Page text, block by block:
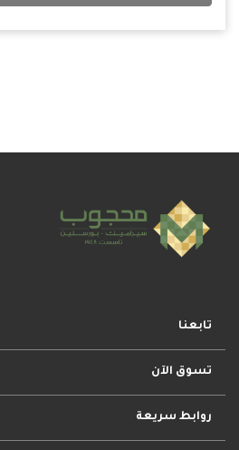
تابعنا
تسوق الآن
افضل المجموعات
روابط سريعة